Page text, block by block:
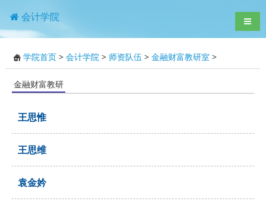
会计学院 导航
学院首页 > 会计学院 > 师资队伍 > 金融财富教研室 >
金融财富教研
王思惟
王思维
袁金妗